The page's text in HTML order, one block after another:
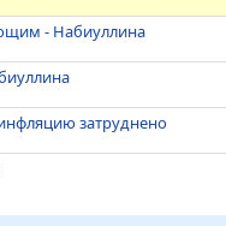
- Набиуллина
затруднено